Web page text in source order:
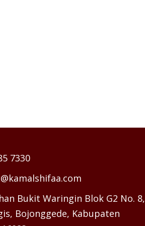
7330
Bukit Waringin Blok G2 No. 8,
Bojonggede, Kabupaten